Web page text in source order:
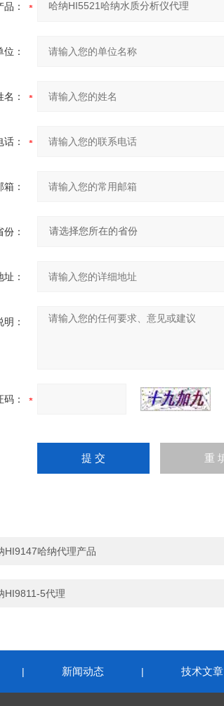
品：
：
：
：
：
份：
：
：
码：
HI9147哈纳代理产品
HI9811-5代理
| 新闻动态 | 技术文章